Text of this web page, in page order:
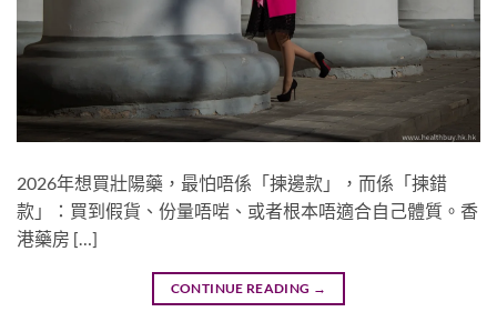
2026年想買壯陽藥，最怕唔係「揀邊款」，而係「揀錯
款」：買到假貨、份量唔啱、或者根本唔適合自己體質。香
港藥房 […]
CONTINUE READING →